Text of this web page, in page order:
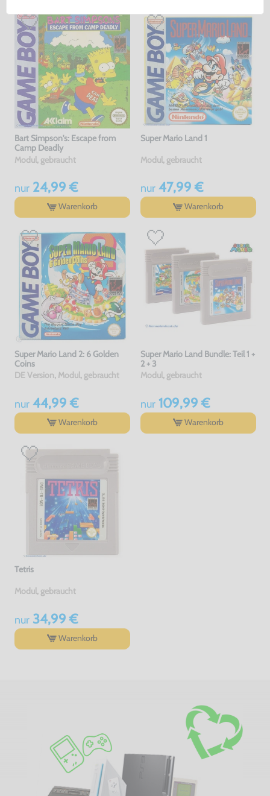
Bart Simpson's: Escape from
Camp Deadly
Modul, gebraucht
nur24,99 €
Warenkorb
Super Mario Land 1
Modul, gebraucht
nur47,99 €
Warenkorb
Super Mario Land 2: 6 Golden
Coins
DE Version, Modul, gebraucht
nur44,99 €
Warenkorb
Super Mario Land Bundle: Teil 1 +
2 + 3
Modul, gebraucht
nur109,99 €
Warenkorb
Tetris
Modul, gebraucht
nur34,99 €
Warenkorb